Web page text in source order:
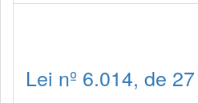
Lei nº 6.014, de